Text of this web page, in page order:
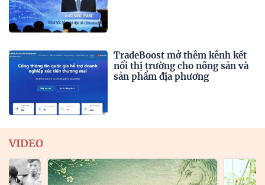
TradeBoost mở thêm kênh kết
nối thị trường cho nông sản và
sản phẩm địa phương
VIDEO